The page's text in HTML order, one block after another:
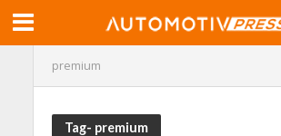
premium
Tag- premium